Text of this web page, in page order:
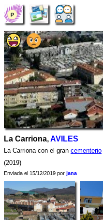
La Carriona,AVILES
La Carriona con el gran cementerio
(2019)
Enviada el 15/12/2019 por jana